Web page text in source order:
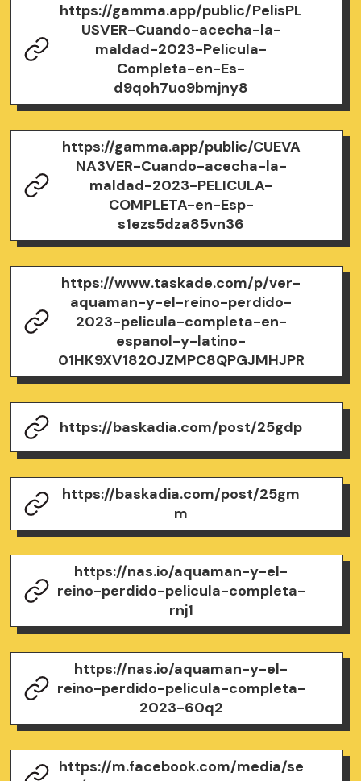
https://gamma.app/public/PelisPL
USVER-Cuando-acecha-la-
maldad-2023-Pelicula-
Completa-en-Es-
d9qoh7uo9bmjny8
https://gamma.app/public/CUEVA
NA3VER-Cuando-acecha-la-
maldad-2023-PELICULA-
COMPLETA-en-Esp-
s1ezs5dza85vn36
https://www.taskade.com/p/ver-
aquaman-y-el-reino-perdido-
2023-pelicula-completa-en-
espanol-y-latino-
01HK9XV1820JZMPC8QPGJMHJPR
https://baskadia.com/post/25gdp
https://baskadia.com/post/25gm
m
https://nas.io/aquaman-y-el-
reino-perdido-pelicula-completa-
rnj1
https://nas.io/aquaman-y-el-
reino-perdido-pelicula-completa-
2023-60q2
https://m.facebook.com/media/se